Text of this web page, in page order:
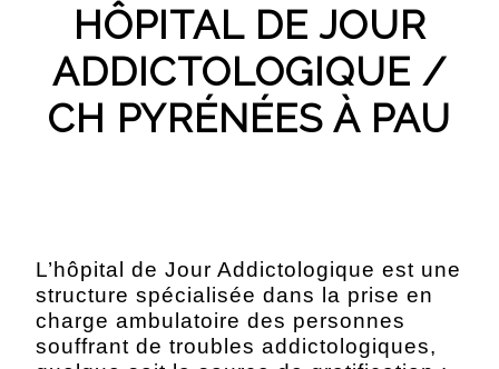
HÔPITAL DE JOUR
ADDICTOLOGIQUE /
CH PYRÉNÉES À PAU
L’hôpital de Jour Addictologique est une
structure spécialisée dans la prise en
charge ambulatoire des personnes
souffrant de troubles addictologiques,